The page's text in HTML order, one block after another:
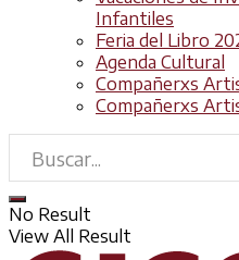
Infantiles
Feria del Libro
Agenda Cultural
Compañerxs
Compañerxs
No Result
View All Result